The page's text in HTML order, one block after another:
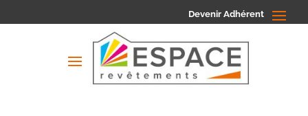
Devenir Adhérent